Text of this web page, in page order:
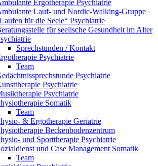
Ergotherapie Psychiatrie
Lauf- und Nordic-Walking-Gruppe
für die Seele“ Psychiatrie
für seelische Gesundheit im Alter
Sprechstunden / Kontakt
Psychiatrie
Team
Psychiatrie
Psychiatrie
Psychiatrie
Somatik
Team
& Ergotherapie Geriatrie
Beckenbodenzentrum
und Sporttherapie Psychiatrie
und Case Management Somatik
Team